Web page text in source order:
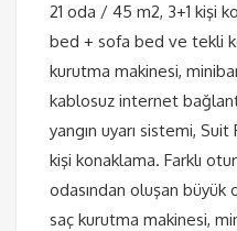
21 oda / 45 m2, 3+1 kişi
bed + sofa bed ve tekli
kurutma makinesi,
kablosuz internet
yangın uyarı sistemi,
kişi konaklama. Farklı
odasından oluşan büyük
saç kurutma makinesi,